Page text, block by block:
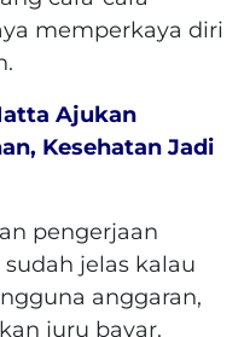
memperkaya diri
Ajukan
Kesehatan Jadi
pengerjaan
jelas kalau
anggaran,
juru bayar.